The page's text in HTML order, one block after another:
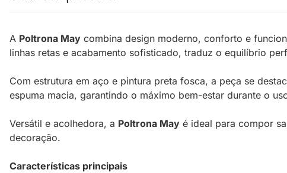
A Poltrona May combina design moderno, conforto e
linhas retas e acabamento sofisticado, traduz o equilíbrio
Com estrutura em aço e pintura preta fosca, a peça se
espuma macia, garantindo o máximo bem-estar durante o
Versátil e acolhedora, a Poltrona May é ideal para compor
decoração.
Características principais